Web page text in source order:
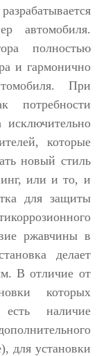
автомобиля.
полностью
и гармонично
При
потребности
исключительно
которые
новый стиль
или и то, и
для защиты
ржавчины в
делает
В отличие от
которых
наличие
для установки